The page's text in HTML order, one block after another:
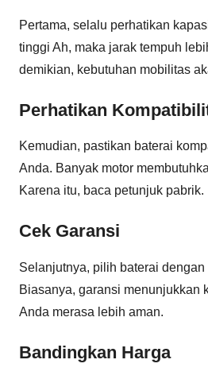
Pertama, selalu perhatikan
tinggi Ah, maka jarak tempuh
demikian, kebutuhan mobilitas
Perhatikan
Kemudian, pastikan baterai
Anda. Banyak motor
Karena itu, baca petunjuk pabrik.
Cek Garansi
Selanjutnya, pilih baterai
Biasanya, garansi menunjukkan
Anda merasa lebih aman.
Bandingkan Harga